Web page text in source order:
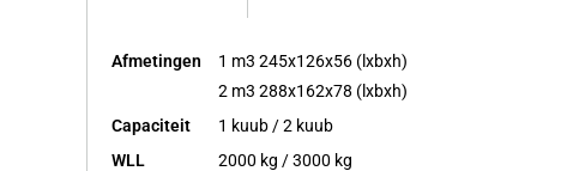
Afmetingen
1 m3 245x126x56 (lxbxh)
2 m3 288x162x78 (lxbxh)
Capaciteit
1 kuub / 2 kuub
WLL
2000 kg / 3000 kg